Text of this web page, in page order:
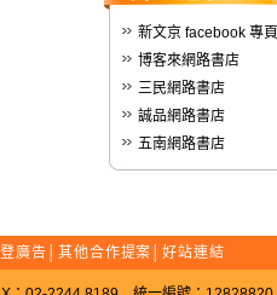
新文京 facebook 專頁
博客來網路書店
三民網路書店
誠品網路書店
五南網路書店
廣告 其他合作提案 │好站連結